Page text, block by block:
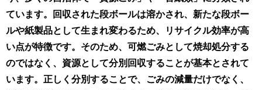
ています。回収された段ボールは溶かされ、新たな段ボー
ルや紙製品として生まれ変わるため、リサイクル効率が高
い点が特徴です。そのため、可燃ごみとして焼却処分する
のではなく、資源として分別回収することが基本とされて
います。正しく分別することで、ごみの減量だけでなく、